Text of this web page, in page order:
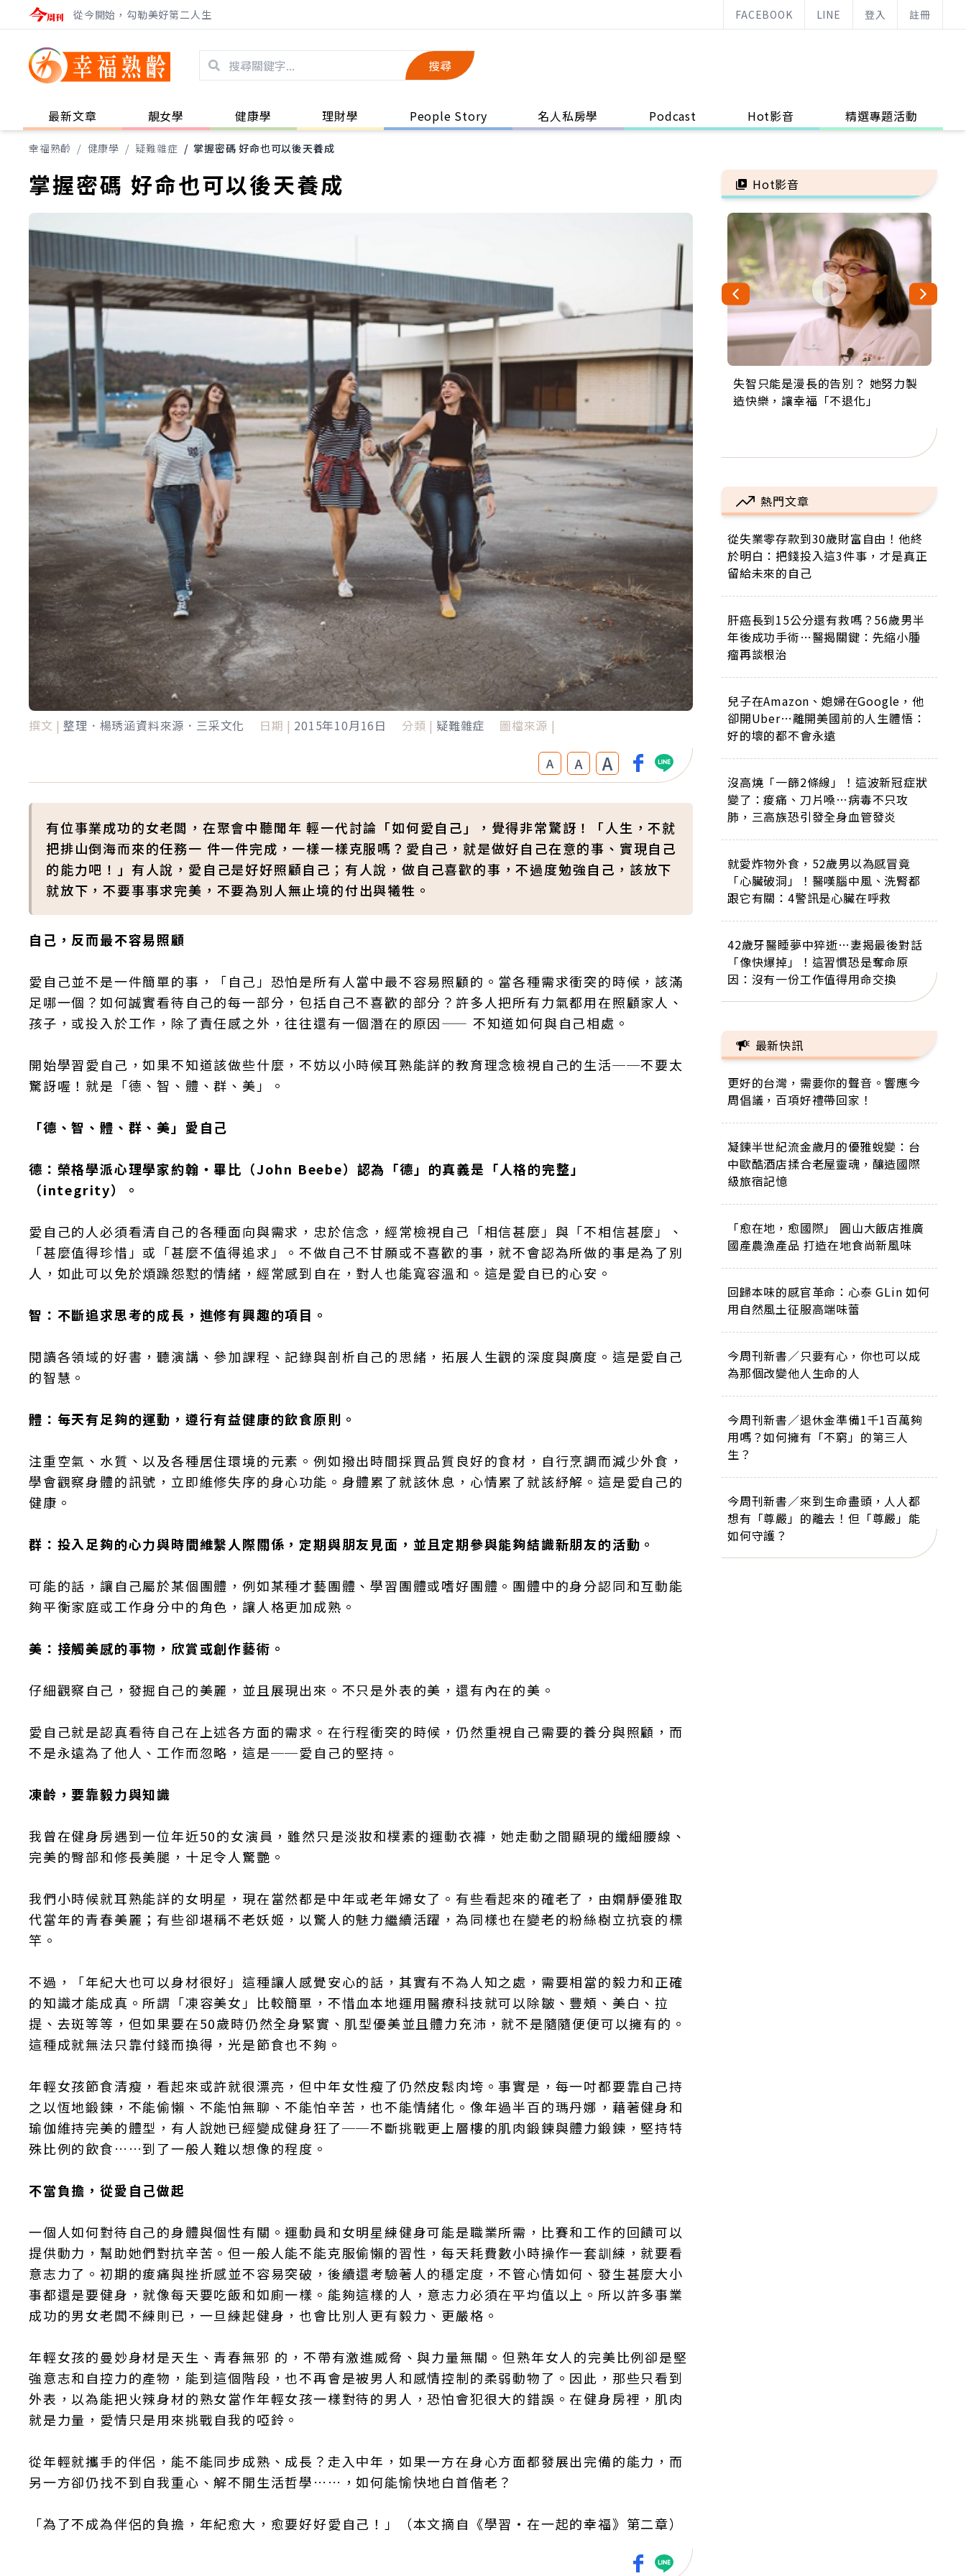
從今開始，勾勒美好第二人生 FACEBOOK LINE 登入 註冊
搜尋
最新文章 靚女學 健康學 理財學 People Story 名人私房學 Podcast Hot影音 精選專題活動
幸福熟齡 / 健康學 / 疑難雜症 / 掌握密碼 好命也可以後天養成
掌握密碼 好命也可以後天養成
撰文 | 整理．楊琇涵資料來源．三采文化 日期 | 2015年10月16日 分類 | 疑難雜症 圖檔來源 |
A A A
有位事業成功的女老闆，在聚會中聽聞年 輕一代討論「如何愛自己」，覺得非常驚訝！「人生，不就
把排山倒海而來的任務一 件一件完成，一樣一樣克服嗎？愛自己，就是做好自己在意的事、實現自己
的能力吧！」有人說，愛自己是好好照顧自己；有人說，做自己喜歡的事，不過度勉強自己，該放下
就放下，不要事事求完美，不要為別人無止境的付出與犧牲。
自己，反而最不容易照顧
愛自己並不是一件簡單的事，「自己」恐怕是所有人當中最不容易照顧的。當各種需求衝突的時候，該滿
足哪一個？如何誠實看待自己的每一部分，包括自己不喜歡的部分？許多人把所有力氣都用在照顧家人、
孩子，或投入於工作，除了責任感之外，往往還有一個潛在的原因—— 不知道如何與自己相處。
開始學習愛自己，如果不知道該做些什麼，不妨以小時候耳熟能詳的教育理念檢視自己的生活──不要太
驚訝喔！就是「德、智、體、群、美」。
「德、智、體、群、美」愛自己
德：榮格學派心理學家約翰‧畢比（John Beebe）認為「德」的真義是「人格的完整」
（integrity）。
愛自己的人必須看清自己的各種面向與需求，忠於信念，經常檢視自己「相信甚麼」與「不相信甚麼」、
「甚麼值得珍惜」或「甚麼不值得追求」。不做自己不甘願或不喜歡的事，就不會認為所做的事是為了別
人，如此可以免於煩躁怨懟的情緒，經常感到自在，對人也能寬容溫和。這是愛自已的心安。
智：不斷追求思考的成長，進修有興趣的項目。
閱讀各領域的好書，聽演講、參加課程、記錄與剖析自己的思緒，拓展人生觀的深度與廣度。這是愛自己
的智慧。
體：每天有足夠的運動，遵行有益健康的飲食原則。
注重空氣、水質、以及各種居住環境的元素。例如撥出時間採買品質良好的食材，自行烹調而減少外食，
學會觀察身體的訊號，立即維修失序的身心功能。身體累了就該休息，心情累了就該紓解。這是愛自己的
健康。
群：投入足夠的心力與時間維繫人際關係，定期與朋友見面，並且定期參與能夠結識新朋友的活動。
可能的話，讓自己屬於某個團體，例如某種才藝團體、學習團體或嗜好團體。團體中的身分認同和互動能
夠平衡家庭或工作身分中的角色，讓人格更加成熟。
美：接觸美感的事物，欣賞或創作藝術。
仔細觀察自己，發掘自己的美麗，並且展現出來。不只是外表的美，還有內在的美。
愛自己就是認真看待自己在上述各方面的需求。在行程衝突的時候，仍然重視自己需要的養分與照顧，而
不是永遠為了他人、工作而忽略，這是──愛自己的堅持。
凍齡，要靠毅力與知識
我曾在健身房遇到一位年近50的女演員，雖然只是淡妝和樸素的運動衣褲，她走動之間顯現的纖細腰線、
完美的臀部和修長美腿，十足令人驚艷。
我們小時候就耳熟能詳的女明星，現在當然都是中年或老年婦女了。有些看起來的確老了，由嫻靜優雅取
代當年的青春美麗；有些卻堪稱不老妖姬，以驚人的魅力繼續活躍，為同樣也在變老的粉絲樹立抗衰的標
竿。
不過，「年紀大也可以身材很好」這種讓人感覺安心的話，其實有不為人知之處，需要相當的毅力和正確
的知識才能成真。所謂「凍容美女」比較簡單，不惜血本地運用醫療科技就可以除皺、豐頰、美白、拉
提、去斑等等，但如果要在50歲時仍然全身緊實、肌型優美並且體力充沛，就不是隨隨便便可以擁有的。
這種成就無法只靠付錢而換得，光是節食也不夠。
年輕女孩節食清瘦，看起來或許就很漂亮，但中年女性瘦了仍然皮鬆肉垮。事實是，每一吋都要靠自己持
之以恆地鍛鍊，不能偷懶、不能怕無聊、不能怕辛苦，也不能情緒化。像年過半百的瑪丹娜，藉著健身和
瑜伽維持完美的體型，有人說她已經變成健身狂了──不斷挑戰更上層樓的肌肉鍛鍊與體力鍛鍊，堅持特
殊比例的飲食……到了一般人難以想像的程度。
不當負擔，從愛自己做起
一個人如何對待自己的身體與個性有關。運動員和女明星練健身可能是職業所需，比賽和工作的回饋可以
提供動力，幫助她們對抗辛苦。但一般人能不能克服偷懶的習性，每天耗費數小時操作一套訓練，就要看
意志力了。初期的痠痛與挫折感並不容易突破，後續還考驗著人的穩定度，不管心情如何、發生甚麼大小
事都還是要健身，就像每天要吃飯和如廁一樣。能夠這樣的人，意志力必須在平均值以上。所以許多事業
成功的男女老闆不練則已，一旦練起健身，也會比別人更有毅力、更嚴格。
年輕女孩的曼妙身材是天生、青春無邪 的，不帶有激進威脅、與力量無關。但熟年女人的完美比例卻是堅
強意志和自控力的產物，能到這個階段，也不再會是被男人和感情控制的柔弱動物了。因此，那些只看到
外表，以為能把火辣身材的熟女當作年輕女孩一樣對待的男人，恐怕會犯很大的錯誤。在健身房裡，肌肉
就是力量，愛情只是用來挑戰自我的啞鈴。
從年輕就攜手的伴侶，能不能同步成熟、成長？走入中年，如果一方在身心方面都發展出完備的能力，而
另一方卻仍找不到自我重心、解不開生活哲學……，如何能愉快地白首偕老？
「為了不成為伴侶的負擔，年紀愈大，愈要好好愛自己！」（本文摘自《學習‧在一起的幸福》第二章）
Hot影音
失智只能是漫長的告別？ 她努力製
造快樂，讓幸福「不退化」
來自剛果的巧克力神父 為台灣奉獻
36年 「台灣是我的家，我連作夢都
63歲卸矽谷副總、搬回台灣找快
樂！「蛋黃哥小丑」走進安養院，
104歲打破金氏世界紀錄 成為全球
最年長羽球選手，分享長壽的秘密
事業巔峰他選擇追夢…黑手阿伯拉
小提琴還登上小巨蛋！連CNN都大
熱門文章
從失業零存款到30歲財富自由！他終
於明白：把錢投入這3件事，才是真正
留給未來的自己
肝癌長到15公分還有救嗎？56歲男半
年後成功手術…醫揭關鍵：先縮小腫
瘤再談根治
兒子在Amazon、媳婦在Google，他
卻開Uber…離開美國前的人生體悟：
好的壞的都不會永遠
沒高燒「一篩2條線」！這波新冠症狀
變了：痠痛、刀片嗓…病毒不只攻
肺，三高族恐引發全身血管發炎
就愛炸物外食，52歲男以為感冒竟
「心臟破洞」！醫嘆腦中風、洗腎都
跟它有關：4警訊是心臟在呼救
42歲牙醫睡夢中猝逝…妻揭最後對話
「像快爆掉」！這習慣恐是奪命原
因：沒有一份工作值得用命交換
最新快訊
更好的台灣，需要你的聲音。響應今
周倡議，百項好禮帶回家！
凝鍊半世紀流金歲月的優雅蛻變：台
中歐酷酒店揉合老屋靈魂，釀造國際
級旅宿記憶
「愈在地，愈國際」 圓山大飯店推廣
國產農漁產品 打造在地食尚新風味
回歸本味的感官革命：心泰 GLin 如何
用自然風土征服高端味蕾
今周刊新書／只要有心，你也可以成
為那個改變他人生命的人
今周刊新書／退休金準備1千1百萬夠
用嗎？如何擁有「不窮」的第三人
生？
今周刊新書／來到生命盡頭，人人都
想有「尊嚴」的離去！但「尊嚴」能
如何守護？